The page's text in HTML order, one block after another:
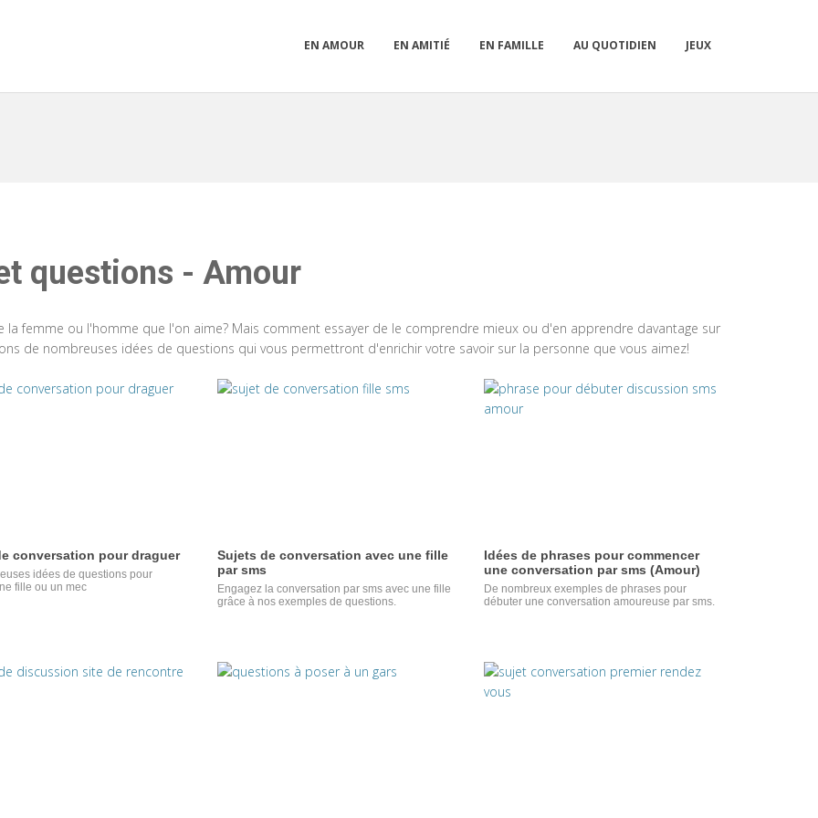
EN AMOUR EN AMITIÉ EN FAMILLE AU QUOTIDIEN JEUX
questions - Amour
la femme ou l'homme que l'on aime? Mais comment essayer de le comprendre mieux ou d'en apprendre davantage sur
de nombreuses idées de questions qui vous permettront d'enrichir votre savoir sur la personne que vous aimez!
conversation pour draguer
idées de questions pour
fille ou un mec
Sujets de conversation avec une fille
par sms
Engagez la conversation par sms avec une fille
grâce à nos exemples de questions.
Idées de phrases pour commencer
une conversation par sms (Amour)
De nombreux exemples de phrases pour
débuter une conversation amoureuse par sms.